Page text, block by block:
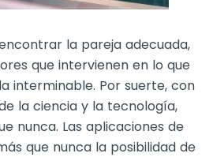
la pareja adecuada,
que intervienen en lo que
interminable. Por suerte, con
la ciencia y la tecnología,
nunca. Las aplicaciones de
que nunca la posibilidad de